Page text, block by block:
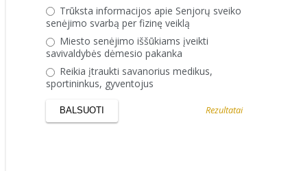
Trūksta informacijos apie Senjorų sveiko
senėjimo svarbą per fizinę veiklą
Miesto senėjimo iššūkiams įveikti
savivaldybės dėmesio pakanka
Reikia įtraukti savanorius medikus,
sportininkus, gyventojus
Rezultatai